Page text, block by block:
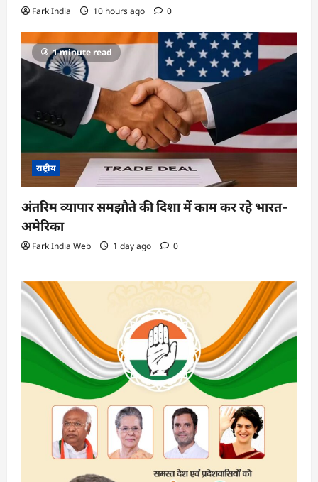
Fark India 10 hours ago 0
1 minute read
राष्ट्रीय
अंतरिम व्यापार समझौते की दिशा में काम कर रहे भारत-
अमेरिका
Fark India Web 1 day ago 0